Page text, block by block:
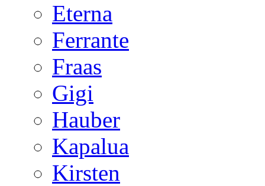
Eterna
Ferrante
Fraas
Gigi
Hauber
Kapalua
Kirsten